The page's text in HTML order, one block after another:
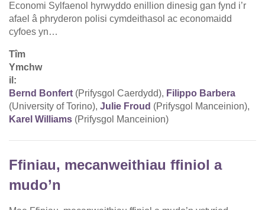
Economi Sylfaenol hyrwyddo enillion dinesig gan fynd i’r
afael â phryderon polisi cymdeithasol ac economaidd
cyfoes yn…
Tîm
Ymchw
il:
Bernd Bonfert (Prifysgol Caerdydd), Filippo Barbera
(University of Torino), Julie Froud (Prifysgol Manceinion),
Karel Williams (Prifysgol Manceinion)
Ffiniau, mecanweithiau ffiniol a
mudo’n